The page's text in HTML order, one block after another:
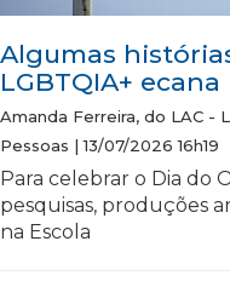
Algumas
LGBTQIA+ ecana
Amanda Ferreira, do LAC -
Pessoas | 13/07/2026 16h19
Para celebrar o Dia do
pesquisas, produções
na Escola